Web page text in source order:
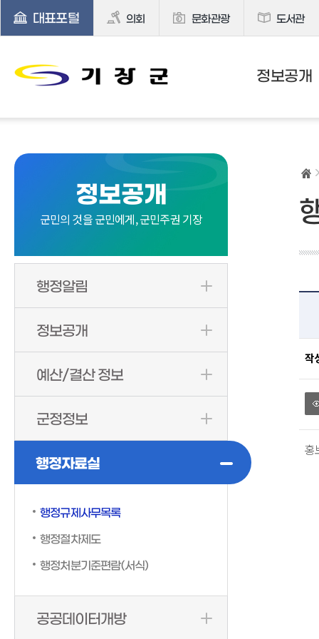
대표포털 의회 문화관광 도서관
정보공개
정보공개
군민의 것을 군민에게, 군민주권 기장
행정알림
정보공개
예산/결산 정보
군정정보
행정자료실
행정규제사무목록
행정절차제도
행정처분기준편람(서식)
공공데이터개방
작
홍